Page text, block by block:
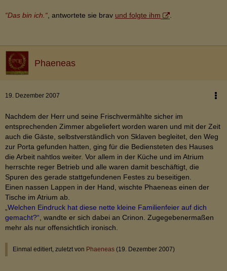
“Das bin ich.“ , antwortete sie brav und folgte ihm
Phaeneas
19. Dezember 2007
Nachdem der Herr und seine Frischvermählte sicher im
entsprechenden Zimmer abgeliefert worden waren und mit der Zeit
auch die Gäste, selbstverständlich von Sklaven begleitet, den Weg
zur Porta gefunden hatten, ging für die Bediensteten des Hauses
die Arbeit nahtlos weiter. Vor allem in der Küche und im Atrium
herrschte reger Betrieb und alle waren damit beschäftigt, die
Spuren des gerade stattgefundenen Festes zu beseitigen.
Einen nassen Lappen in der Hand, wischte Phaeneas einen der
Tische im Atrium ab.
„Welchen Eindruck hat diese nette kleine Familienfeier auf dich
gemacht?“ , wandte er sich dabei an Crinon. Zugegebenermaßen
mehr als nur offensichtlich ironisch.
Einmal editiert, zuletzt von Phaeneas (19. Dezember 2007)